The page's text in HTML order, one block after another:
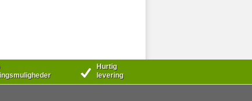
Hurtig
levering